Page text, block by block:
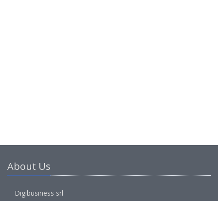
About Us
Digibusiness srl